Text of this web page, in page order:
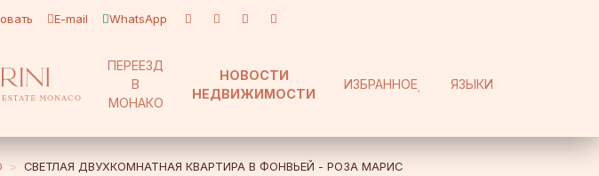
E-mail WhatsApp
ПЕРЕЕЗД
В
МОНАКО
НОВОСТИ
НЕДВИЖИМОСТИ
ИЗБРАННОЕ ЯЗЫКИ
СВЕТЛАЯ ДВУХКОМНАТНАЯ КВАРТИРА В ФОНВЬЕЙ - РОЗА МАРИС